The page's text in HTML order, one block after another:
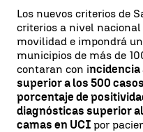
Los nuevos criterios de
criterios a nivel
movilidad e impondrá
municipios de más de
contaran con incidencia
superior a los 500
porcentaje de
diagnósticas superior al
camas en UCI por